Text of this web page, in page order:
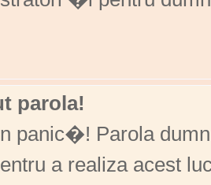
parola!
panic�! Parola
a realiza acest